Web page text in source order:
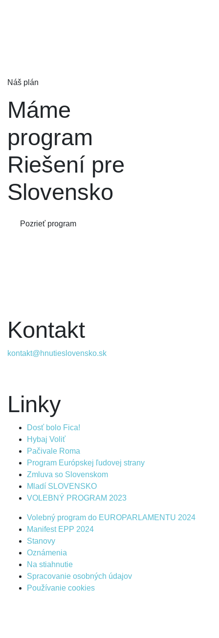
Náš plán
Máme
program
Riešení pre
Slovensko
Pozrieť program
Kontakt
kontakt@hnutieslovensko.sk
Linky
Dosť bolo Fica!
Hybaj Voliť
Pačivale Roma
Program Európskej ľudovej strany
Zmluva so Slovenskom
Mladí SLOVENSKO
VOLEBNÝ PROGRAM 2023
Volebný program do EUROPARLAMENTU 2024
Manifest EPP 2024
Stanovy
Oznámenia
Na stiahnutie
Spracovanie osobných údajov
Používanie cookies